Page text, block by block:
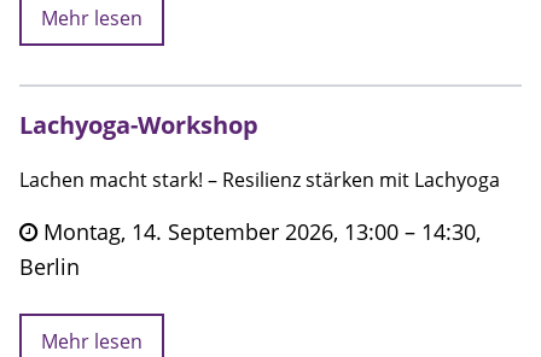
Mehr lesen
Lachyoga-Workshop
Lachen macht stark! – Resilienz stärken mit Lachyoga
Montag, 14. September 2026, 13:00 – 14:30,
Berlin
Mehr lesen